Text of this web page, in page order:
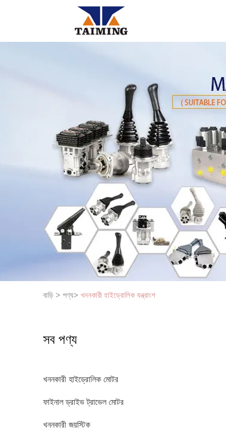
বাড়ি > পণ্য> খননকারী হাইড্রোলিক যন্ত্রাংশ
সব পণ্য
খননকারী হাইড্রোলিক মোটর
ফাইনাল ড্রাইভ ট্রাভেল মোটর
খননকারী জয়স্টিক